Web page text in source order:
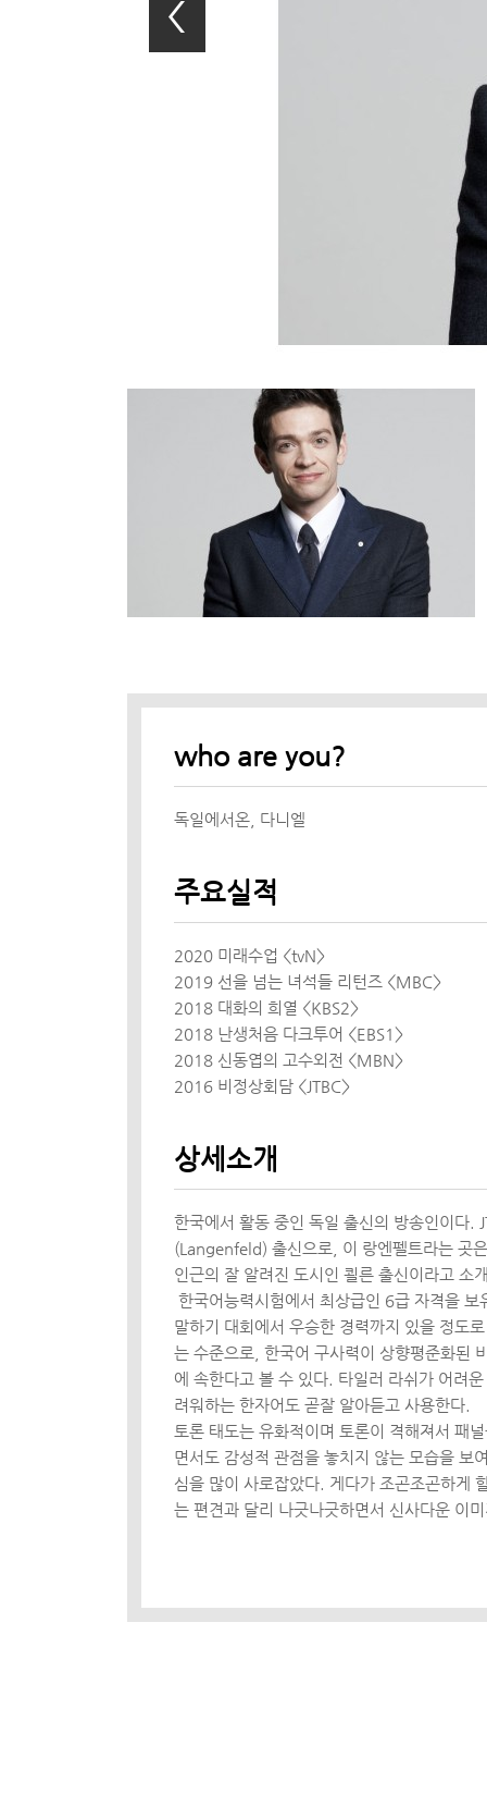
who are you?
독일에서온, 다니엘
주요실적
2020 미래수업 <tvN>
2019 선을 넘는 녀석들 리턴즈 <MBC>
2018 대화의 희열 <KBS2>
2018 난생처음 다크투어 <EBS1>
2018 신동엽의 고수외전 <MBN>
2016 비정상회담 <JTBC>
상세소개
한국에서 활동 중인 독일 출신의 방송인이다.
(Langenfeld) 출신으로, 이 랑엔펠트라는 곳
인근의 잘 알려진 도시인 쾰른 출신이라고 소
한국어능력시험에서 최상급인 6급 자격을
말하기 대회에서 우승한 경력까지 있을 정도
는 수준으로, 한국어 구사력이 상향평준화된
에 속한다고 볼 수 있다. 타일러 라쉬가 어려
려워하는 한자어도 곧잘 알아듣고 사용한다.
토론 태도는 유화적이며 토론이 격해져서 패
면서도 감성적 관점을 놓치지 않는 모습을 보
심을 많이 사로잡았다. 게다가 조곤조곤하게
는 편견과 달리 나긋나긋하면서 신사다운 이